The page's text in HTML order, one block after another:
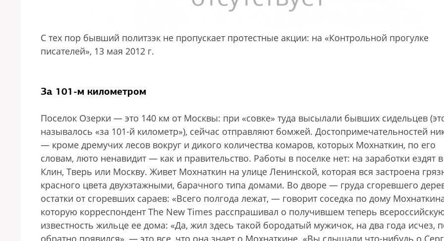
С тех пор бывший политзэк не пропускает протестные акции: на «Контрольной прогулке
писателей», 13 мая 2012 г.
За 101-м километром
Поселок Озерки — это 140 км от Москвы: при «совке» туда высылали бывших сидельцев
называлось «за 101-й километр»), сейчас отправляют бомжей. Достопримечательностей
— кроме дремучих лесов вокруг и дикого количества комаров, которых Мохнаткин, по его
словам, люто ненавидит — как и правительство. Работы в поселке нет: на заработки ездят в
Клин, Тверь или Москву. Живет Мохнаткин на улице Ленинской, которая вся застроена
красного цвета двухэтажными, барачного типа домами. Во дворе — груда сгоревшего
остатки от сгоревших сараев: «Всего полгода лежат, — говорит соседка по дому
которую корреспондент The New Times расспрашивал о получившем теперь
известность жильце ее дома: «Да, жил здесь такой бородатый мужичок, на два года исчез,
обратно появился», — это все, что она знает о Мохнаткине. «Вы слышали что-нибудь о